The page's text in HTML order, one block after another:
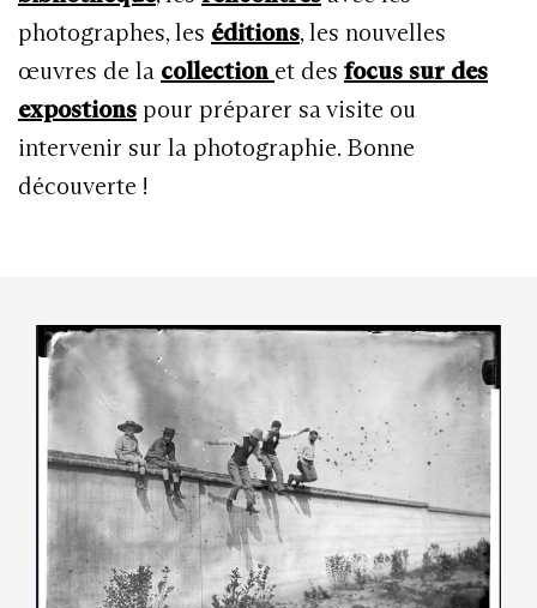
photographes, les éditions, les nouvelles
œuvres de la collection et des focus sur des
expostions pour préparer sa visite ou
intervenir sur la photographie. Bonne
découverte !